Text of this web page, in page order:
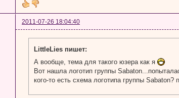
2011-07-26 18:04:40
LittleLies пишет:
А вообще, тема для такого юзера как я
Вот нашла логотип группы
кого-то есть схема логотипа группы